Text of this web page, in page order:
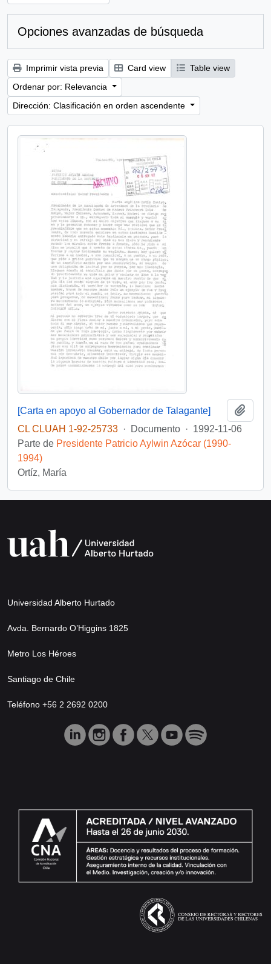
Opciones avanzadas de búsqueda
Imprimir vista previa Card view
Table view
Ordenar por: Relevancia
Dirección: Clasificación en orden ascendente
[Carta en apoyo al Gobernador de Talagante]
CL CLUAH 1-92-25733 · Documento · 1992-11-06
Parte de Presidente Patricio Aylwin Azócar (1990-
1994)
Ortíz, María
Universidad Alberto Hurtado
Avda. Bernardo O’Higgins 1825
Metro Los Héroes
Santiago de Chile
Teléfono +56 2 2692 0200